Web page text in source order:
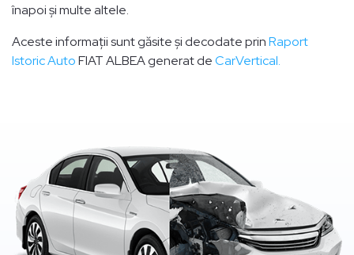
înapoi și multe altele.
Aceste informații sunt găsite și decodate prinRaport
Istoric AutoFIAT ALBEA generat deCarVertical.